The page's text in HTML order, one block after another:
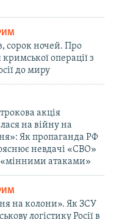
сорок ночей. Про
кримської операції з
до миру
акція
на війну на
Як пропаганда РФ
невдачі «СВО»
«мінними атаками»
на колони». Як ЗСУ
логістику Росії в